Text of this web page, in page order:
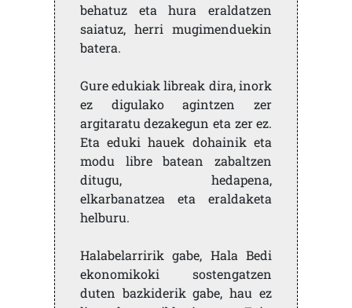
behatuz eta hura eraldatzen
saiatuz, herri mugimenduekin
batera.
Gure edukiak libreak dira, inork
ez digulako agintzen zer
argitaratu dezakegun eta zer ez.
Eta eduki hauek dohainik eta
modu libre batean zabaltzen
ditugu, hedapena,
elkarbanatzea eta eraldaketa
helburu.
Halabelarririk gabe, Hala Bedi
ekonomikoki sostengatzen
duten bazkiderik gabe, hau ez